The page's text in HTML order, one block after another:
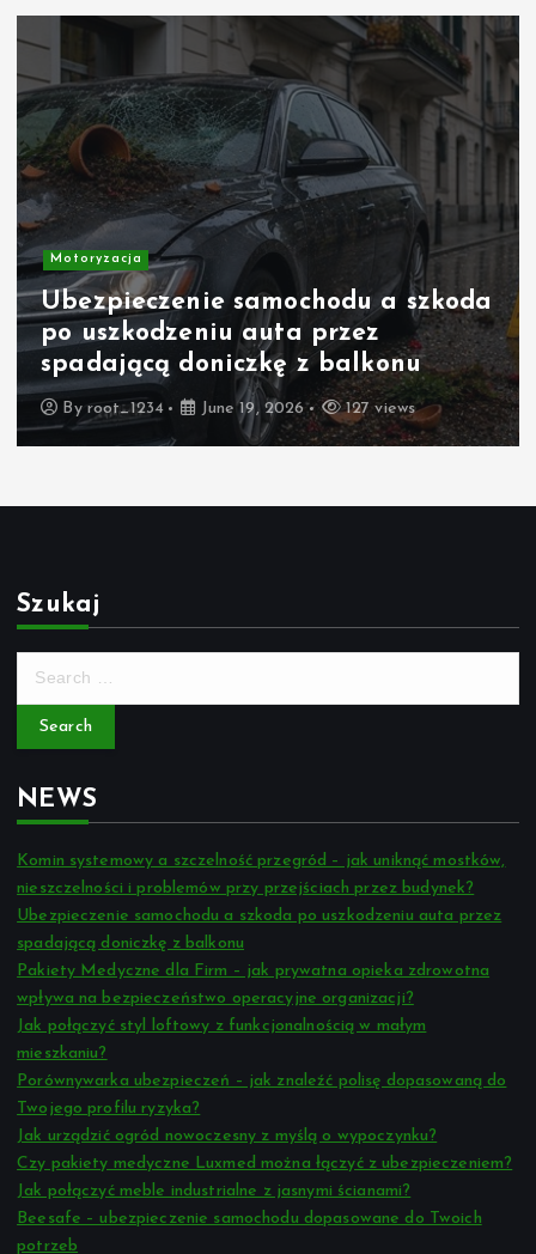
Motoryzacja
Ubezpieczenie samochodu a szkoda
po uszkodzeniu auta przez
spadającą doniczkę z balkonu
By root_1234 June 19, 2026 127 views
Szukaj
r
h
f
o
r
:
NEWS
Komin systemowy a szczelność przegród – jak uniknąć mostków,
nieszczelności i problemów przy przejściach przez budynek?
Ubezpieczenie samochodu a szkoda po uszkodzeniu auta przez
spadającą doniczkę z balkonu
Pakiety Medyczne dla Firm – jak prywatna opieka zdrowotna
wpływa na bezpieczeństwo operacyjne organizacji?
Jak połączyć styl loftowy z funkcjonalnością w małym
mieszkaniu?
Porównywarka ubezpieczeń – jak znaleźć polisę dopasowaną do
Twojego profilu ryzyka?
Jak urządzić ogród nowoczesny z myślą o wypoczynku?
Czy pakiety medyczne Luxmed można łączyć z ubezpieczeniem?
Jak połączyć meble industrialne z jasnymi ścianami?
Beesafe – ubezpieczenie samochodu dopasowane do Twoich
potrzeb